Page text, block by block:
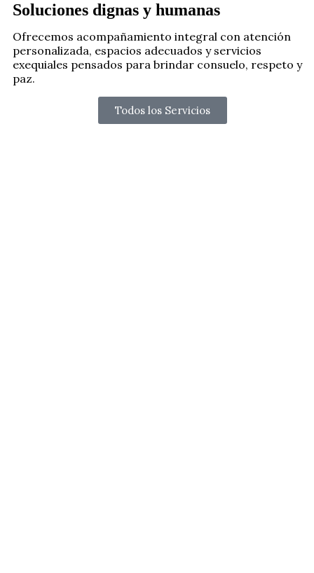
Soluciones dignas y humanas
Ofrecemos acompañamiento integral con atención
personalizada, espacios adecuados y servicios
exequiales pensados para brindar consuelo, respeto y
paz.
Todos los Servicios